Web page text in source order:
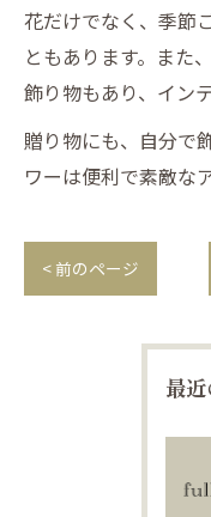
花だけでなく、季節
ともあります。また
飾り物もあり、イン
贈り物にも、自分で
ワーは便利で素敵な
< 前のページ
最